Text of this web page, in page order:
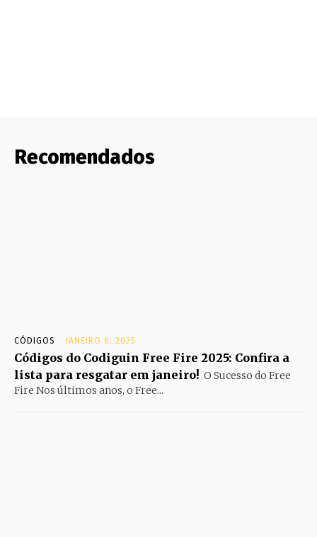
Recomendados
CÓDIGOS JANEIRO 6, 2025
Códigos do Codiguin Free Fire 2025: Confira a
lista para resgatar em janeiro! O Sucesso do Free
Fire Nos últimos anos, o Free...